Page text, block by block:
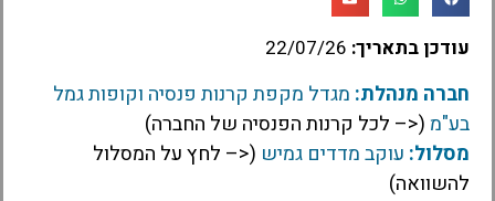
עודכן בתאריך: 22/07/26
חברה מנהלת: מגדל מקפת קרנות פנסיה וקופות גמל
בע"מ (<– לכל קרנות הפנסיה של החברה)
מסלול: עוקב מדדים גמיש (<– לחץ על המסלול
להשוואה)